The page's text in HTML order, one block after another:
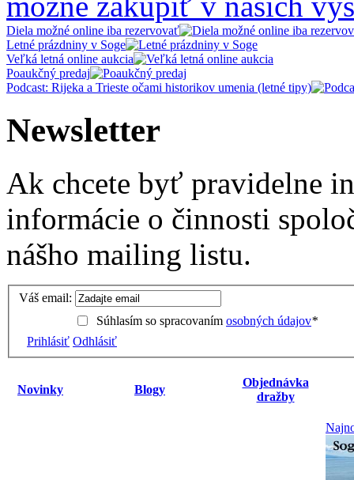
Diela možné online iba rezervovať
Letné prázdniny v Soge
Veľká letná online aukcia
Poaukčný predaj
Podcast: Rijeka a Trieste očami historikov umenia (letné tipy)
Newsletter
Ak chcete byť pravidelne
informácie o činnosti
nášho mailing listu.
Váš email:
Súhlasím so spracovaním osobných údajov*
Prihlásiť Odhlásiť
Novinky Blogy
Objednávka
dražby